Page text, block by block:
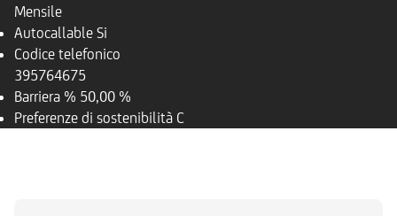
Mensile
Autocallable Si
Codice telefonico
395764675
Barriera % 50,00 %
Preferenze di sostenibilità C